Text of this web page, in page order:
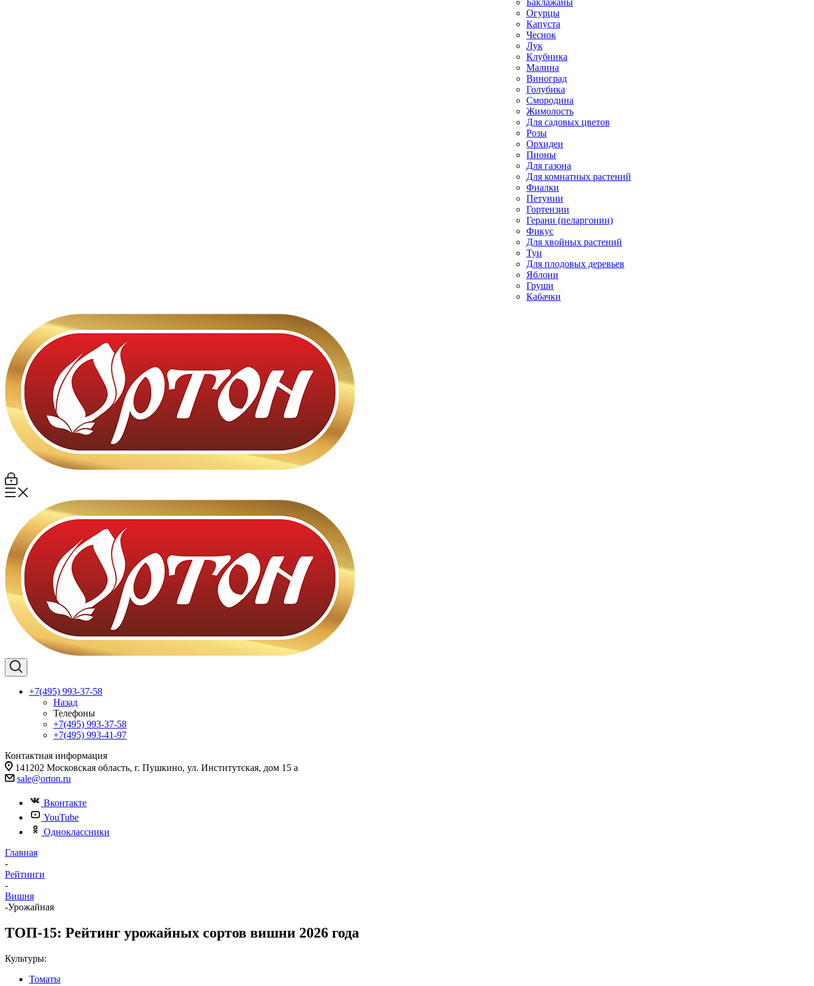
Баклажаны
Огурцы
Капуста
Чеснок
Лук
Клубника
Малина
Виноград
Голубика
Смородина
Жимолость
Для садовых цветов
Розы
Орхидеи
Пионы
Для газона
Для комнатных растений
Фиалки
Петунии
Гортензии
Герани (пеларгонии)
Фикус
Для хвойных растений
Туи
Для плодовых деревьев
Яблони
Груши
Кабачки
+7(495) 993-37-58
Назад
Телефоны
+7(495) 993-37-58
+7(495) 993-41-97
Контактная информация
141202 Московская область, г. Пушкино, ул. Институтская, дом 15 а
sale@orton.ru
Вконтакте
YouTube
Одноклассники
Главная
-
Рейтинги
-
Вишня
-Урожайная
ТОП-15: Рейтинг урожайных сортов вишни 2026 года
Культуры:
Томаты